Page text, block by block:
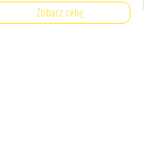
Zobacz cenę